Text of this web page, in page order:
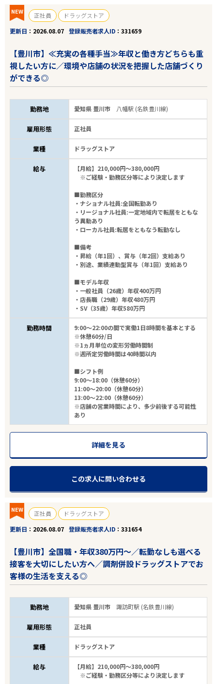
NEW 正社員
ドラッグストア
更新日
2026.08.07 登録販売者求人ID 331659
【豊川市】≪充実の各種手当≫年収と働き方どちらも重
視したい方に／環境や店舗の状況を把握した店舗づくり
ができる◎
勤務地 愛知県 豊川市 八幡駅 (名鉄豊川線)
雇用形態 正社員
業種 ドラッグストア
給与
【月給】210,000円～380,000円
※ご経験・勤務区分等により決定します
■勤務区分
・ナショナル社員:全国転勤あり
・リージョナル社員:一定地域内で転居をともな
う異動あり
・ローカル社員:転居をともなう転勤なし
■備考
・昇給（年1回）、賞与（年2回）支給あり
・別途、業績連動型賞与（年1回）支給あり
■モデル年収
・一般社員（26歳）年収400万円
・店長職（29歳）年収480万円
・SV（35歳）年収580万円
勤務時間
9:00～22:00の間で実働1日8時間を基本とする
※休憩60分/日
※1ヵ月単位の変形労働時間制
※週所定労働時間は40時間以内
■シフト例
9:00～18:00（休憩60分）
11:00～20:00（休憩60分）
13:00～22:00（休憩60分）
※店舗の営業時間により、多少前後する可能性
あり
詳細を見る
この求人に問い合わせる
NEW 正社員
ドラッグストア
更新日
2026.08.07 登録販売者求人ID 331654
【豊川市】全国職・年収380万円～／転勤なしも選べる
接客を大切にしたい方へ／調剤併設ドラッグストアでお
客様の生活を支える◎
勤務地 愛知県 豊川市諏訪町駅 (名鉄豊川線)
雇用形態 正社員
業種 ドラッグストア
給与
【月給】210,000円～380,000円
※ご経験・勤務区分等により決定します